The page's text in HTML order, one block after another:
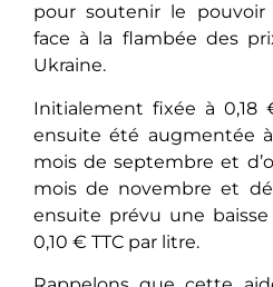
pour soutenir le pouvoir
face à la flambée des
Ukraine.
Initialement fixée à 0,18
ensuite été augmentée
mois de septembre et
mois de novembre et
ensuite prévu une baisse
0,10 € TTC par litre.